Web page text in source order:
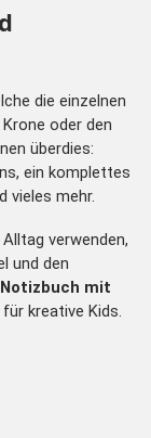
die einzelnen
oder den
überdies:
ein komplettes
vieles mehr.
verwenden,
und den
Notizbuch mit
kreative Kids.